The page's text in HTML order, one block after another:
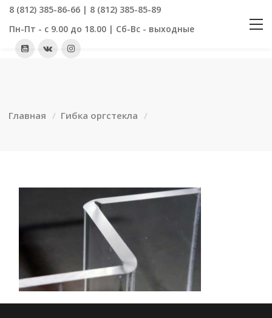
8 (812) 385-86-66 | 8 (812) 385-85-89
Пн-Пт - с 9.00 до 18.00 | Сб-Вс - выходные
Главная Гибка оргстекла